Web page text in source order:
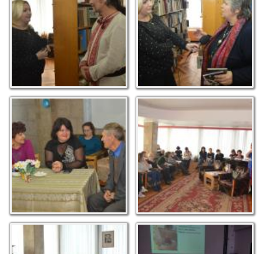
творчої зустрічі
Під час літературного
чаювання з Наталією
Чернишенко
Марія Чумарна.
Презентація творів
Микитчаком
Творча зустріч з
Богданом Сидораком